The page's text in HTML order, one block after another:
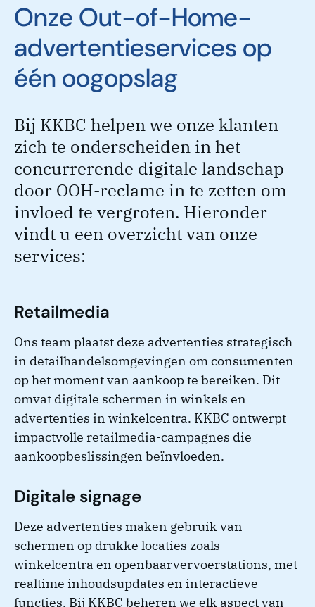
Onze Out-of-Home-
advertentieservices op
één oogopslag
Bij KKBC helpen we onze klanten
zich te onderscheiden in het
concurrerende digitale landschap
door OOH-reclame in te zetten om
invloed te vergroten. Hieronder
vindt u een overzicht van onze
services:
Retailmedia
Ons team plaatst deze advertenties strategisch
in detailhandelsomgevingen om consumenten
op het moment van aankoop te bereiken. Dit
omvat digitale schermen in winkels en
advertenties in winkelcentra. KKBC ontwerpt
impactvolle retailmedia-campagnes die
aankoopbeslissingen beïnvloeden.
Digitale signage
Deze advertenties maken gebruik van
schermen op drukke locaties zoals
winkelcentra en openbaarvervoerstations, met
realtime inhoudsupdates en interactieve
functies. Bij KKBC beheren we elk aspect van